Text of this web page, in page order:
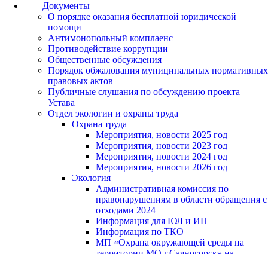
Документы
О порядке оказания бесплатной юридической
помощи
Антимонопольный комплаенс
Противодействие коррупции
Общественные обсуждения
Порядок обжалования муниципальных нормативных
правовых актов
Публичные слушания по обсуждению проекта
Устава
Отдел экологии и охраны труда
Охрана труда
Мероприятия, новости 2025 год
Мероприятия, новости 2023 год
Мероприятия, новости 2024 год
Мероприятия, новости 2026 год
Экология
Административная комиссия по
правонарушениям в области обращения с
отходами 2024
Информация для ЮЛ и ИП
Информация по ТКО
МП «Охрана окружающей среды на